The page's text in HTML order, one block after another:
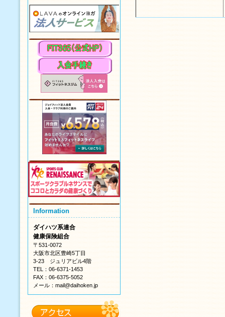
Information
ダイハツ系連合
健康保険組合
〒531-0072
大阪市北区豊崎5丁目
3-23 ジュリアビル4階
TEL：06-6371-1453
FAX：06-6375-5052
メール：mail@daihoken.jp